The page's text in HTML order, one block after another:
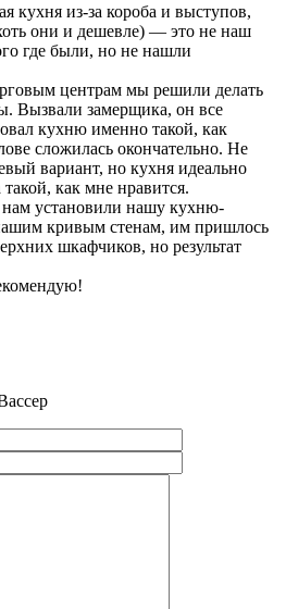
кухня из-за короба и выступов,
они и дешевле) — это не наш
где были, но не нашли
центрам мы решили делать
Вызвали замерщика, он все
кухню именно такой, как
сложилась окончательно. Не
вариант, но кухня идеально
как мне нравится.
установили нашу кухню-
кривым стенам, им пришлось
шкафчиков, но результат